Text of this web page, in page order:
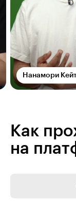
Нанамори
Как
на